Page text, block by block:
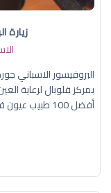
زيارة
البروفيسور الاسباني
بمركز قلوبال لرعاية
أفضل 100 طبيب عيون في العالم